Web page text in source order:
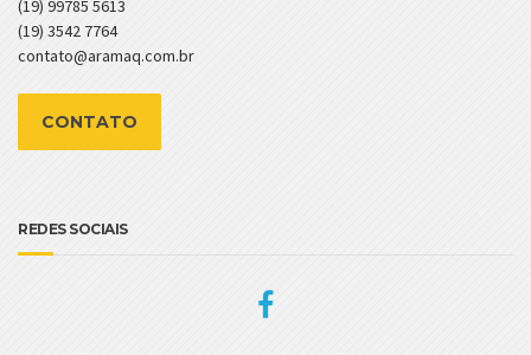
(19) 99785 5613
(19) 3542 7764
contato@aramaq.com.br
CONTATO
REDES SOCIAIS